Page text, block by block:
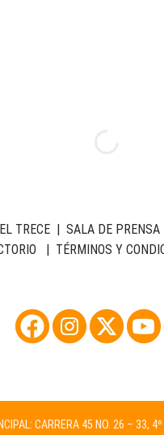
TRECE| SALA DE PRENSA
TÉRMINOS Y
CARRERA 45 NO. 26 – 33,